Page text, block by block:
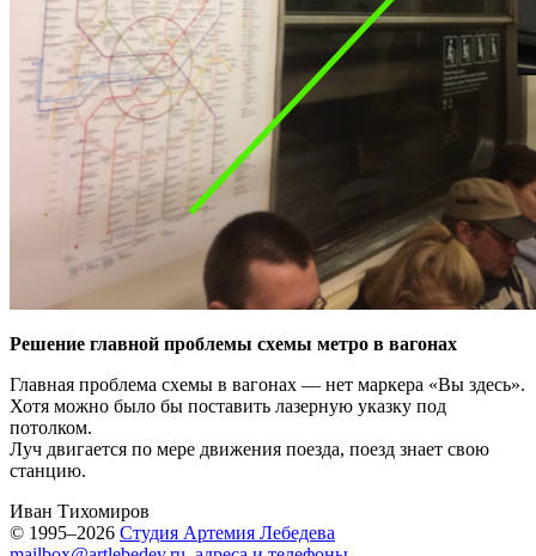
Решение главной проблемы схемы метро в вагонах
Главная проблема схемы в вагонах — нет маркера «Вы здесь».
Хотя можно было бы поставить лазерную указку под
потолком.
Луч двигается по мере движения поезда, поезд знает свою
станцию.
Иван Тихомиров
© 1995–2026 Студия Артемия Лебедева